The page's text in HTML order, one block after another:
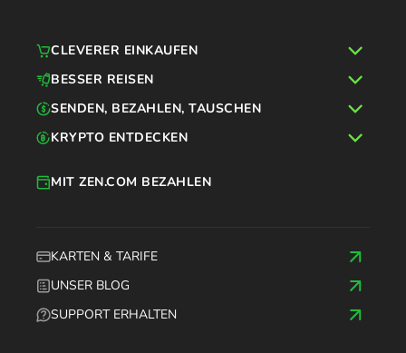
KARTEN & TARIFE
UNSER BLOG
SUPPORT ERHALTEN
MIT ZEN.COM BEZAHLEN
CLEVERER EINKAUFEN
BESSER REISEN
SENDEN, BEZAHLEN, TAUSCHEN
KRYPTO ENTDECKEN